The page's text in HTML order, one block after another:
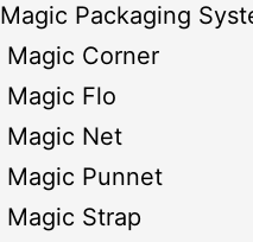
Magic Packaging
Magic Corner
Magic Flo
Magic Net
Magic Punnet
Magic Strap